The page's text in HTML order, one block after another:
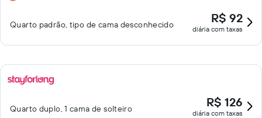
Quarto padrão, tipo de cama desconhecido R$ 92
diária com taxas
Quarto duplo, 1 cama de solteiro R$ 126
diária com taxas